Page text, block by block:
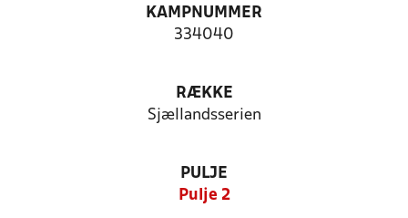
KAMPNUMMER
334040
RÆKKE
Sjællandsserien
PULJE
Pulje 2